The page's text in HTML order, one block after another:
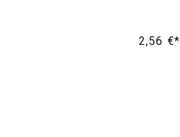
2,56 €*